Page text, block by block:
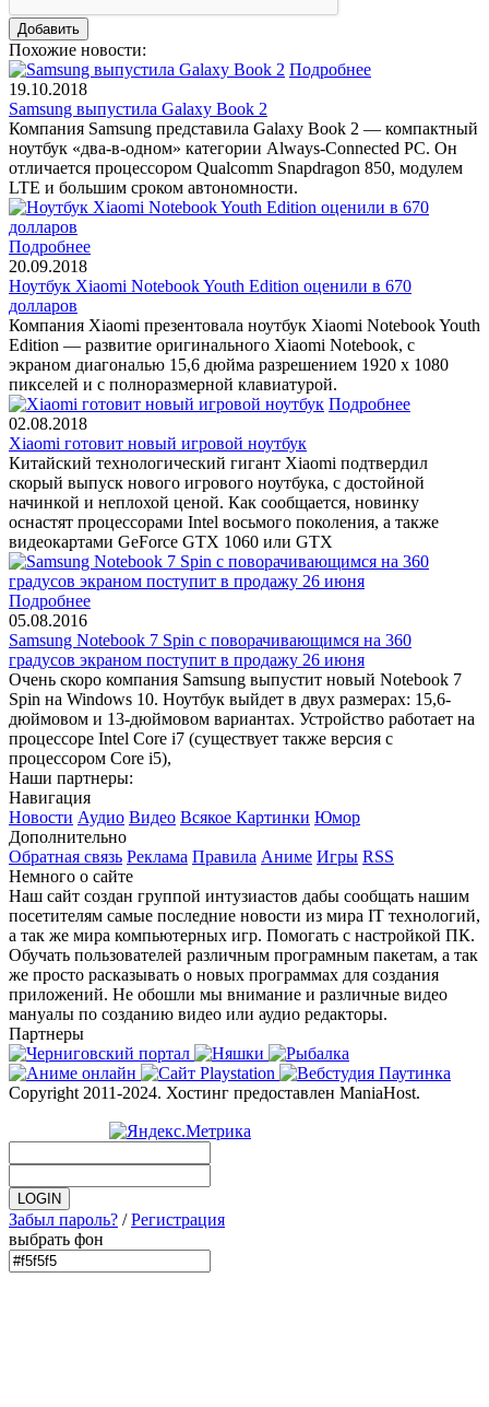
Похожие новости:
Подробнее
19.10.2018
Samsung выпустила Galaxy Book 2
Компания Samsung представила Galaxy Book 2 — компактный
ноутбук «два-в-одном» категории Always-Connected PC. Он
отличается процессором Qualcomm Snapdragon 850, модулем
LTE и большим сроком автономности.
Подробнее
20.09.2018
Ноутбук Xiaomi Notebook Youth Edition оценили в 670
долларов
Компания Xiaomi презентовала ноутбук Xiaomi Notebook Youth
Edition — развитие оригинального Xiaomi Notebook, с
экраном диагональю 15,6 дюйма разрешением 1920 х 1080
пикселей и с полноразмерной клавиатурой.
Подробнее
02.08.2018
Xiaomi готовит новый игровой ноутбук
Китайский технологический гигант Xiaomi подтвердил
скорый выпуск нового игрового ноутбука, с достойной
начинкой и неплохой ценой. Как сообщается, новинку
оснастят процессорами Intel восьмого поколения, а также
видеокартами GeForce GTX 1060 или GTX
Подробнее
05.08.2016
Samsung Notebook 7 Spin с поворачивающимся на 360
градусов экраном поступит в продажу 26 июня
Очень скоро компания Samsung выпустит новый Notebook 7
Spin на Windows 10. Ноутбук выйдет в двух размерах: 15,6-
дюймовом и 13-дюймовом вариантах. Устройство работает на
процессоре Intel Core i7 (существует также версия с
процессором Core i5),
Наши партнеры:
Навигация
Новости Аудио Видео Всякое Картинки Юмор
Дополнительно
Обратная связь Реклама Правила Аниме Игры RSS
Немного о сайте
Наш сайт создан группой интузиастов дабы сообщать нашим
посетителям самые последние новости из мира IT технологий,
а так же мира компьютерных игр. Помогать с настройкой ПК.
Обучать пользователей различным програмным пакетам, а так
же просто расказывать о новых программах для создания
приложений. Не обошли мы внимание и различные видео
мануалы по созданию видео или аудио редакторы.
Партнеры
Copyright 2011-2024. Хостинг предоставлен ManiaHost.
Забыл пароль? /Регистрация
выбрать фон